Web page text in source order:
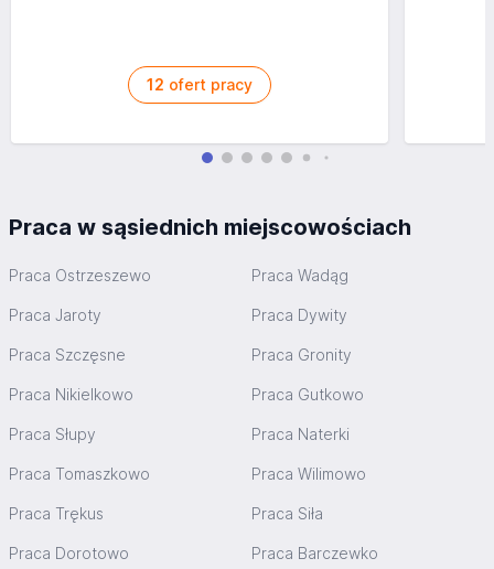
12 ofert pracy
Praca w sąsiednich miejscowościach
Praca Ostrzeszewo Praca Wadąg
Praca Jaroty Praca Dywity
Praca Szczęsne Praca Gronity
Praca Nikielkowo Praca Gutkowo
Praca Słupy Praca Naterki
Praca Tomaszkowo Praca Wilimowo
Praca Trękus Praca Siła
Praca Dorotowo Praca Barczewko